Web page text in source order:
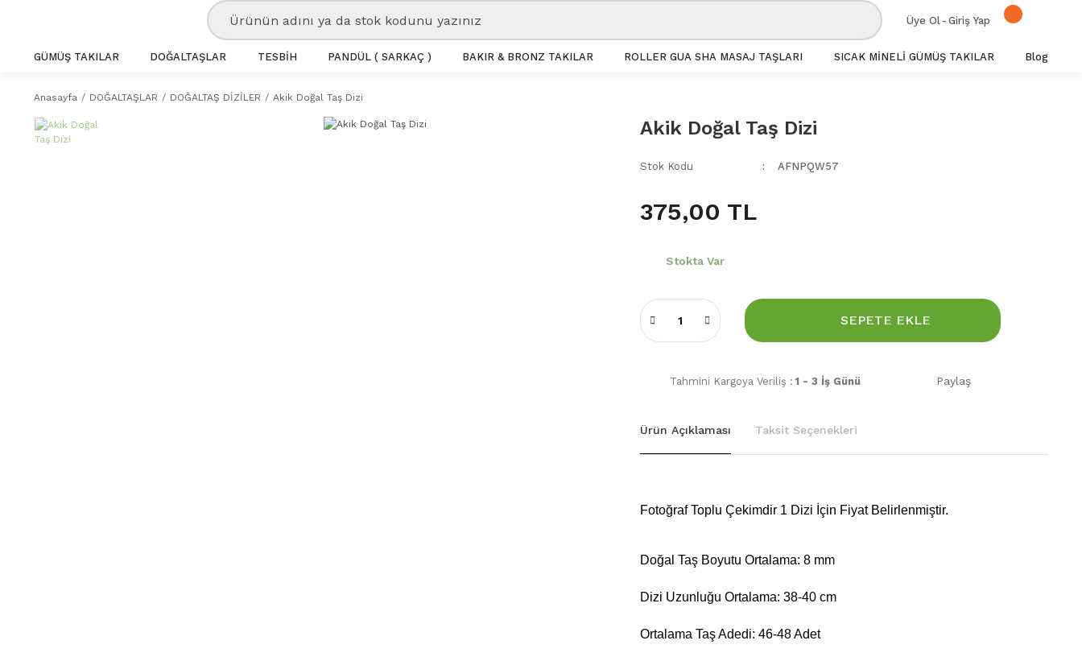
Üye Ol - Giriş Yap
GÜMÜŞ TAKILAR DOĞALTAŞLAR TESBİH PANDÜL ( SARKAÇ ) BAKIR & BRONZ TAKILAR ROLLER GUA SHA MASAJ TAŞLARI SICAK MİNELİ GÜMÜŞ TAKILAR Blog
Anasayfa DOĞALTAŞLAR DOĞALTAŞ DİZİLER Akik Doğal Taş Dizi
Akik Doğal Taş Dizi
Stok Kodu AFNPQW57
375,00 TL
Stokta Var
SEPETE EKLE
Tahmini Kargoya Veriliş : 1 - 3 İş Günü Paylaş
Ürün Açıklaması Taksit Seçenekleri
Fotoğraf Toplu Çekimdir 1 Dizi İçin Fiyat Belirlenmiştir.
Doğal Taş Boyutu Ortalama: 8 mm
Dizi Uzunluğu Ortalama: 38-40 cm
Ortalama Taş Adedi: 46-48 Adet